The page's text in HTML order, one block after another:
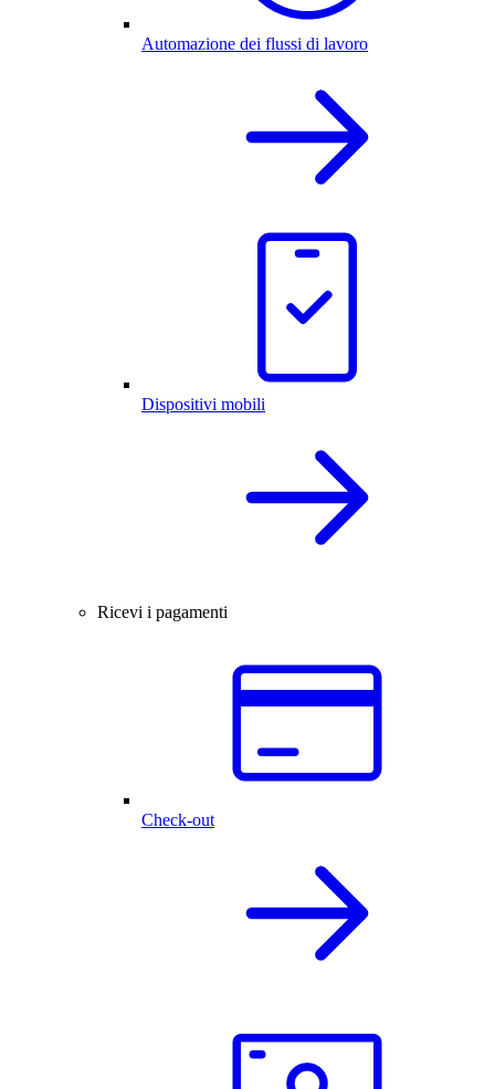
Automazione dei flussi di lavoro
Dispositivi mobili
Ricevi i pagamenti
Check-out